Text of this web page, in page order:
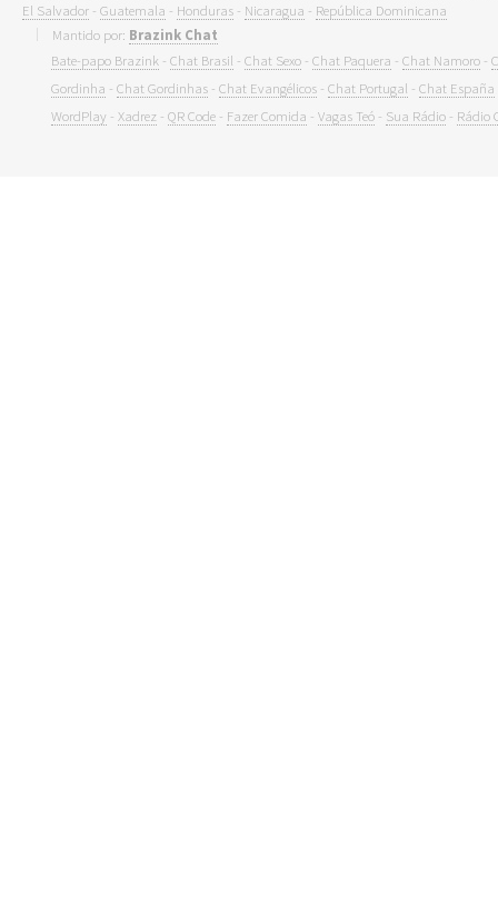
El Salvador - Guatemala - Honduras - Nicaragua - República Dominicana
Mantido por: Brazink Chat
Bate-papo Brazink - Chat Brasil - Chat Sexo- Chat Paquera - Chat Namoro-
Gordinha - Chat Gordinhas- Chat Evangélicos- Chat Portugal - Chat España
WordPlay - Xadrez- QR Code- Fazer Comida - Vagas Teó- Sua Rádio- Rádio